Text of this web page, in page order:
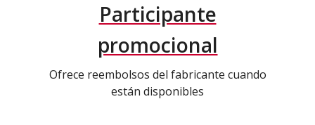
Participante
promocional
Ofrece reembolsos del fabricante cuando
están disponibles